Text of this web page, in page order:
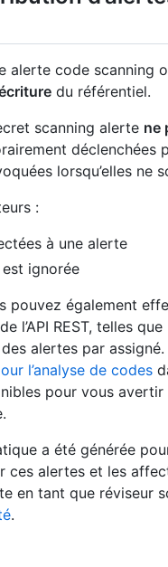
alerte code scanning
du référentiel.
scanning alerte ne
déclenchées
lorsqu’elles ne
:
à une alerte
ignorée
pouvez également
l’API REST, telles
alertes par
l’analyse de codes
pour vous avertir
a été générée
ces alertes et les
en tant que réviseur
.